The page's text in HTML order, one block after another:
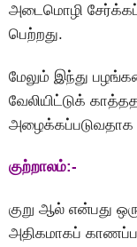
அடைமொழி
பெற்றது.
மேலும் இந்து
வேலியிட்டுக்
அழைக்கப்படுவதாக
குற்றாலம்:-
குறு ஆல் என்பது
அதிகமாகப்